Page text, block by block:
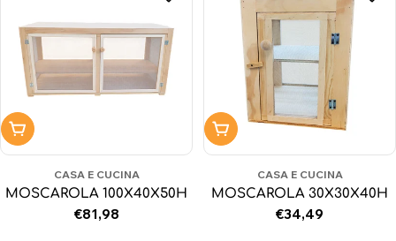
Aggiungi al carrello
CASA E CUCINA
MOSCAROLA 100X40X50H
Prezzo
€81,98
Aggiungi al carrello
CASA E CUCINA
MOSCAROLA 30X30X40H
Prezzo
€34,49